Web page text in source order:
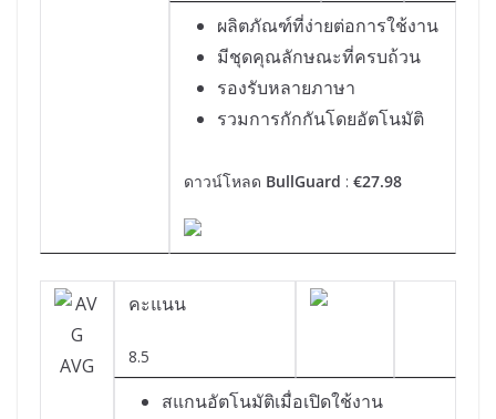
ผลิตภัณฑ์ที่ง่ายต่อการใช้งาน
มีชุดคุณลักษณะที่ครบถ้วน
รองรับหลายภาษา
รวมการกักกันโดยอัตโนมัติ
ดาวน์โหลด BullGuard : €27.98
AVG
คะแนน
8.5
สแกนอัตโนมัติเมื่อเปิดใช้งาน